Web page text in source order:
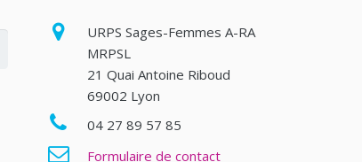
URPS Sages-Femmes A-RA
MRPSL
21 Quai Antoine Riboud
69002 Lyon
04 27 89 57 85
Formulaire de contact